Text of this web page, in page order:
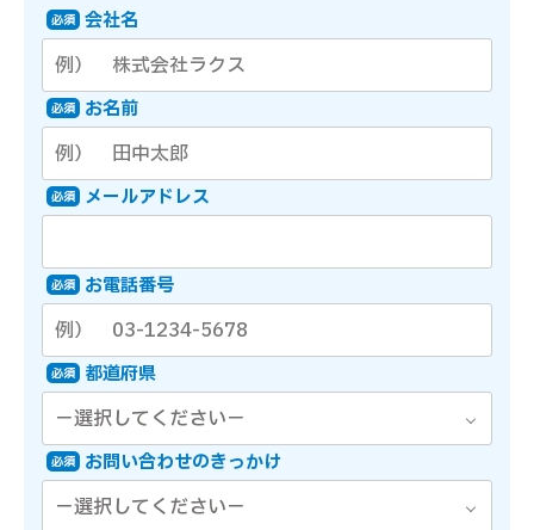
会社名
必須
お名前
必須
メールアドレス
必須
お電話番号
必須
都道府県
必須
お問い合わせのきっかけ
必須